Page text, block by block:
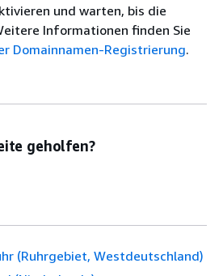
und warten, bis die
Informationen finden Sie
Domainnamen-Registrierung.
geholfen?
(Ruhrgebiet, Westdeutschland)